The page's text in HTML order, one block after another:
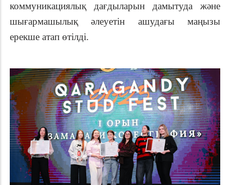
коммуникациялық дағдыларын дамытуда және
шығармашылық әлеуетін ашудағы маңызы
ерекше атап өтілді.